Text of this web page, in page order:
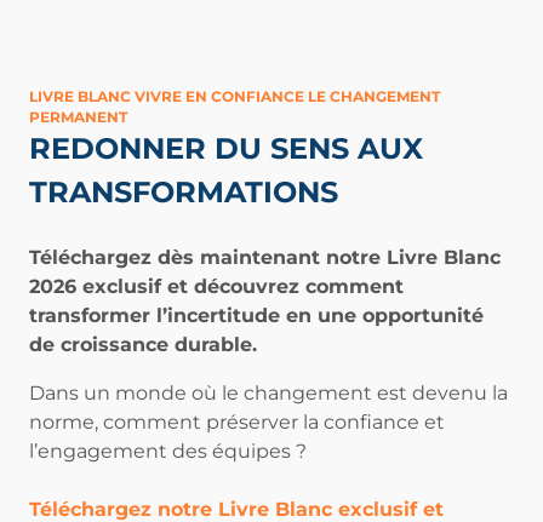
LIVRE BLANC VIVRE EN CONFIANCE LE CHANGEMENT
PERMANENT
REDONNER DU SENS AUX
TRANSFORMATIONS
Téléchargez dès maintenant notre Livre Blanc
2026 exclusif et découvrez comment
transformer l’incertitude en une opportunité
de croissance durable.
Dans un monde où le changement est devenu la
norme, comment préserver la confiance et
l’engagement des équipes ?
Téléchargez notre Livre Blanc exclusif et